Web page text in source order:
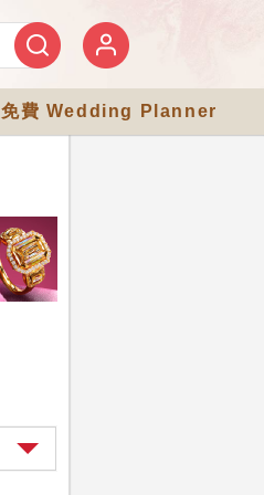
免費 Wedding Planner